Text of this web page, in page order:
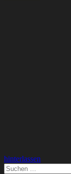
hinterlassen
Suchen